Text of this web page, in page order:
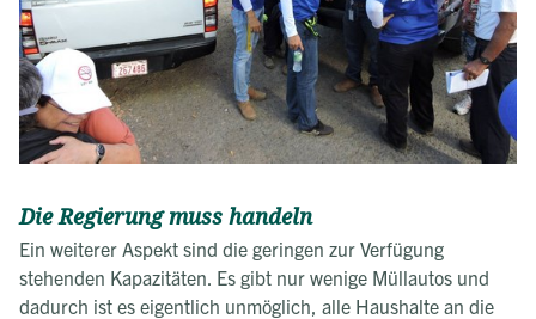
Die Regierung muss handeln
Ein weiterer Aspekt sind die geringen zur Verfügung
stehenden Kapazitäten. Es gibt nur wenige Müllautos und
dadurch ist es eigentlich unmöglich, alle Haushalte an die